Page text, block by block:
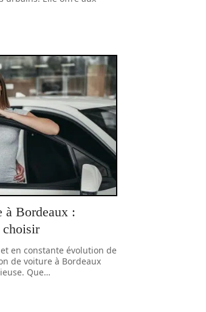
à Bordeaux :
choisir
en constante évolution de
de voiture à Bordeaux
Que…